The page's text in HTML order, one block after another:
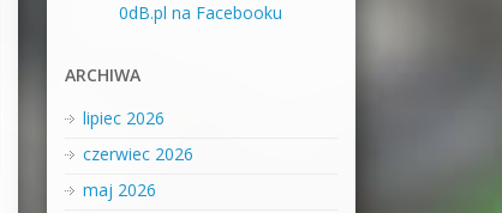
0dB.pl na Facebooku
ARCHIWA
lipiec 2026
czerwiec 2026
maj 2026